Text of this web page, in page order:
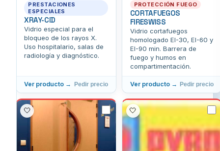
PRESTACIONES
ESPECIALES
XRAY-CID
Vidrio especial para el
bloqueo de los rayos X.
Uso hospitalario, salas de
radiología y diagnóstico.
Ver producto → Pedir precio
PROTECCIÓN FUEGO
CORTAFUEGOS
FIRESWISS
Vidrio cortafuegos
homologado EI-30, EI-60 y
EI-90 min. Barrera de
fuego y humos en
compartimentación.
Ver producto → Pedir precio
🤍 🤍